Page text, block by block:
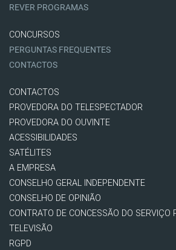
REVER PROGRAMAS
CONCURSOS
PERGUNTAS FREQUENTES
CONTACTOS
CONTACTOS
PROVEDORA DO TELESPECTADOR
PROVEDORA DO OUVINTE
ACESSIBILIDADES
SATÉLITES
A EMPRESA
CONSELHO GERAL INDEPENDENTE
CONSELHO DE OPINIÃO
CONTRATO DE CONCESSÃO DO SERVIÇO
TELEVISÃO
RGPD